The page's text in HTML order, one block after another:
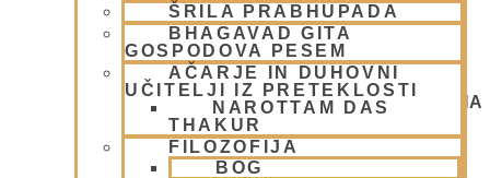
ŠRILA PRABHUPADA
BHAGAVAD GITA
GOSPODOVA PESEM
AČARJE IN DUHOVNI
UČITELJI IZ PRETEKLOSTI
NAROTTAM DAS
THAKUR
FILOZOFIJA
BOG
NEDELJSKO SREČANJE - CENTER HARE KRIŠNA
Padajatra 2026